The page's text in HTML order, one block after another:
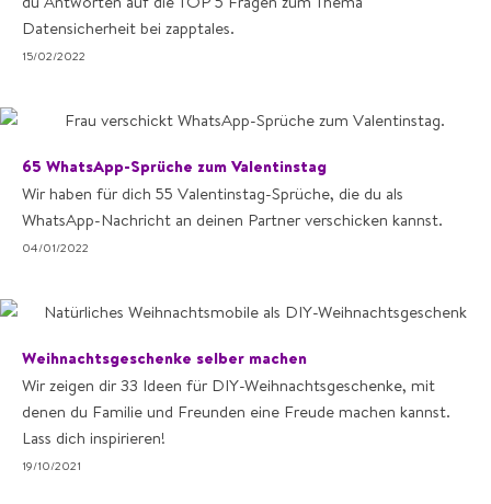
Datensicherheit bei zapptales.
15/02/2022
65 WhatsApp-Sprüche zum Valentinstag
Wir haben für dich 55 Valentinstag-Sprüche, die du als
WhatsApp-Nachricht an deinen Partner verschicken kannst.
04/01/2022
Weihnachtsgeschenke selber machen
Wir zeigen dir 33 Ideen für DIY-Weihnachtsgeschenke, mit
denen du Familie und Freunden eine Freude machen kannst.
Lass dich inspirieren!
19/10/2021